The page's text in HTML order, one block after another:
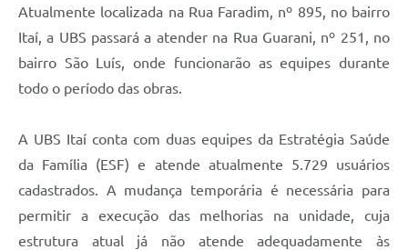
Atualmente localizada na Rua Faradim, nº 895, no bairro
Itaí, a UBS passará a atender na Rua Guarani, nº 251, no
bairro São Luís, onde funcionarão as equipes durante
todo o período das obras.
A UBS Itaí conta com duas equipes da Estratégia Saúde
da Família (ESF) e atende atualmente 5.729 usuários
cadastrados. A mudança temporária é necessária para
permitir a execução das melhorias na unidade, cuja
estrutura atual já não atende adequadamente às